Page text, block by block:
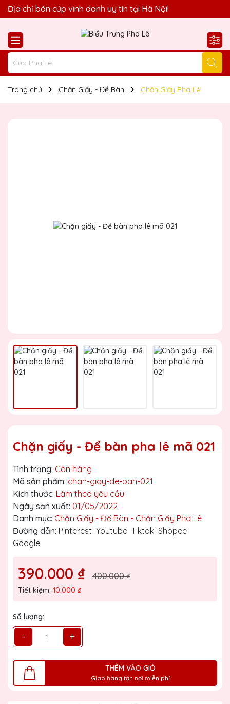
Quà Tặng Biểu Trưng Pha Lê QTG xin chào Quý Khách!
Địa chỉ bán cúp vinh danh uy tín tại Hà Nội!
Trang chủ Chặn Giấy - Để Bàn Chặn Giấy Pha Lê
Chặn giấy - Để bàn pha lê mã 021
Tình trạng: Còn hàng
Mã sản phẩm: chan-giay-de-ban-021
Kích thước: Làm theo yêu cầu
Ngày sản xuất: 01/05/2022
Danh mục: Chặn Giấy - Để Bàn - Chặn Giấy Pha Lê
Đường dẫn: Pinterest Youtube Tiktok Shopee
Google
390.000 ₫ 400.000 ₫
Tiết kiệm: 10.000 ₫
Số lượng:
- +
THÊM VÀO GIỎ
Giao hàng tận nơi miễn phí